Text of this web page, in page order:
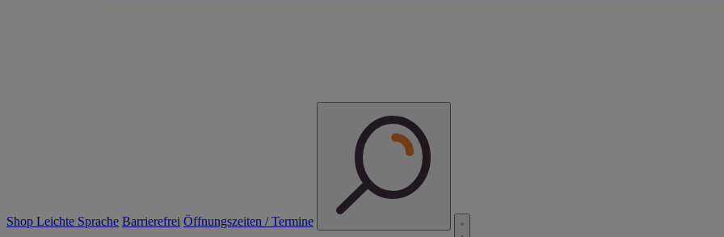
Shop Leichte Sprache Barrierefrei Öffnungszeiten / Termine